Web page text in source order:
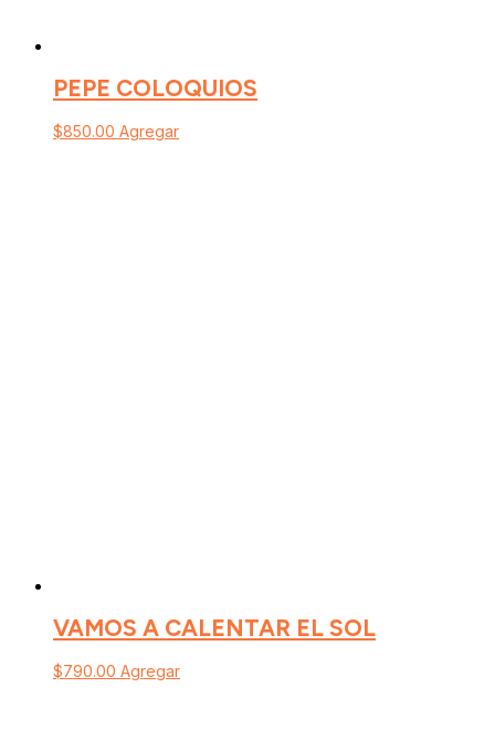
PEPE COLOQUIOS
$850.00 Agregar
VAMOS A CALENTAR EL SOL
$790.00 Agregar